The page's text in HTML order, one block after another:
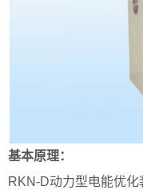
基本原理：
RKN-D动力型电能优